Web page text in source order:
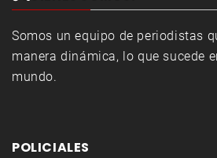
Somos un equipo de periodistas
manera dinámica, lo que sucede
mundo.
POLICIALES